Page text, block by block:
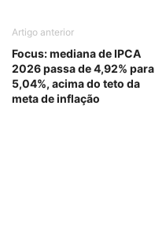
Artigo anterior
Focus: mediana de IPCA
2026 passa de 4,92% para
5,04%, acima do teto da
meta de inflação